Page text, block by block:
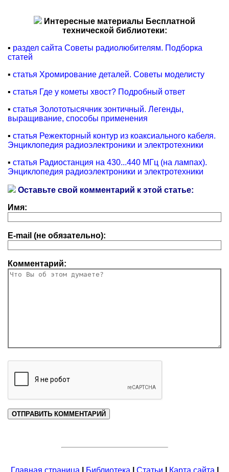
Интересные материалы Бесплатной
технической библиотеки:
▪ раздел сайта Советы радиолюбителям. Подборка
статей
▪ статья Хромирование деталей. Советы моделисту
▪ статья Где у кометы хвост? Подробный ответ
▪ статья Золототысячник зонтичный. Легенды,
выращивание, способы применения
▪ статья Режекторный контур из коаксиального кабеля.
Энциклопедия радиоэлектроники и электротехники
▪ статья Радиостанция на 430...440 МГц (на лампах).
Энциклопедия радиоэлектроники и электротехники
Оставьте свой комментарий к этой статье:
Имя:
E-mail (не обязательно):
Комментарий:
Главная страница Библиотека Статьи Карта сайта